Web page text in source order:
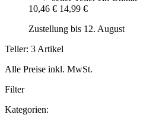
10,46 € 14,99 €
Zustellung bis 12. August
Teller: 3 Artikel
Alle Preise inkl. MwSt.
Filter
Kategorien: